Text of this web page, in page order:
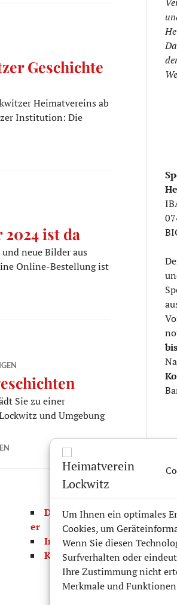
Um Ihnen ein optimales
Cookies, um
Wenn Sie diesen
Surfverhalten oder
Ihre Zustimmung nicht
Merkmale und
Geschichte
Heimatvereins ab
Institution: Die
Geschichte ist erschienen
ist da
neue Bilder aus
Online-Bestellung ist
Sie zu einer
und Umgebung
Datenschutz/Disclaim
er
Impressum
Kontaktformular